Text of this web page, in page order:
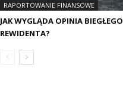
RAPORTOWANIE FINANSOWE
JAK WYGLĄDA OPINIA BIEGŁEGO
REWIDENTA?